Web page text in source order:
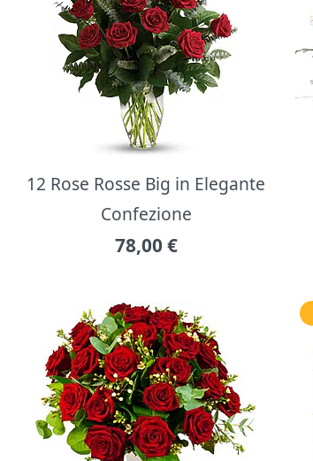
12 Rose Rosse Big in Elegante
Confezione
78,00 €